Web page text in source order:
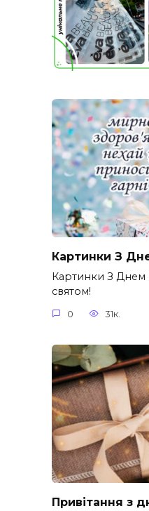
Картинки З
Картинки З Днем
святом!
0 31к.
Привітання з